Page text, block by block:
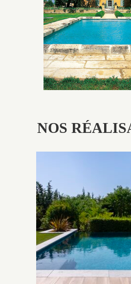
utilisés pour garder un aspect
patine naturelle ou créer un
taille.
NOS